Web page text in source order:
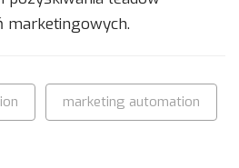
marketingowych.
marketing automation